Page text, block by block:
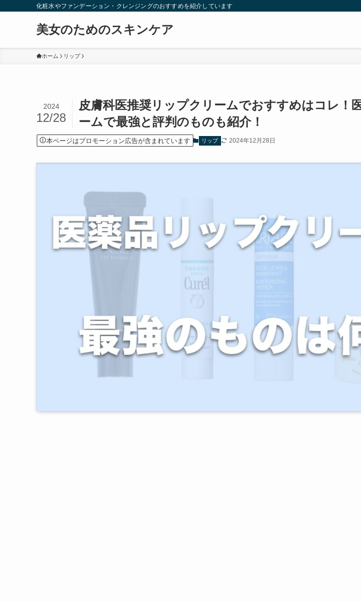
化粧水やファンデーション・クレンジングのおすすめを紹介しています
美女のためのスキンケア
ホーム リップ
皮膚科医推奨リップクリームでおすすめはコレ！
ームで最強と評判のものも紹介！
2024
12/28
本ページはプロモーション広告が含まれています リップ 2024年12月28日